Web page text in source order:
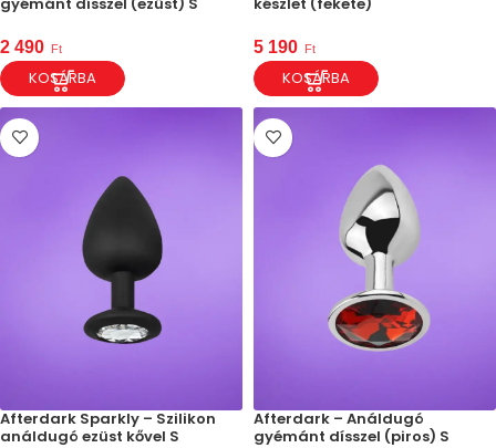
2 490 Ft
KOSÁRBA
5 190 Ft
KOSÁRBA
Afterdark Sparkly – Szilikon
análdugó ezüst kővel S
Afterdark – Análdugó
gyémánt dísszel (piros) S